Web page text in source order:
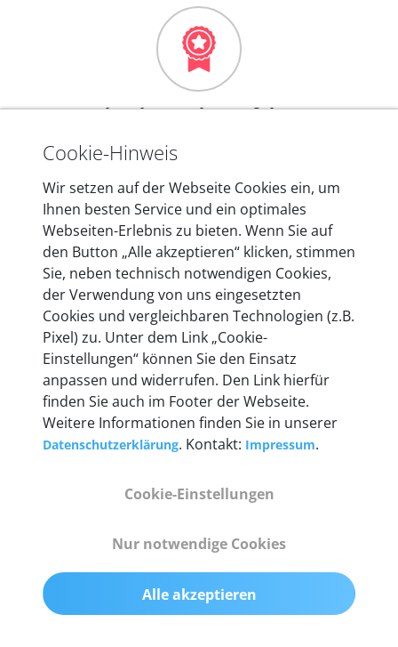
Mehr als 10 Jahre Erfahrung
In den Kfz-Diagnosegeräten von autoaid stecken
entwickeln wir unsere Produkte am Standort in
Berlin laufend weiter. Auf diese Qualität vertrauen
heute mehr als 60.000 Privatkunden und
Unternehmen.
Technische Details &
Lieferumfang
55 mm x 25 mm x 12 mm
200 g
Cookie-Hinweis
Wir setzen auf der Webseite Cookies ein, um
Ihnen besten Service und ein optimales
Webseiten-Erlebnis zu bieten. Wenn Sie auf
den Button „Alle akzeptieren“ klicken, stimmen
Sie, neben technisch notwendigen Cookies,
der Verwendung von uns eingesetzten
Cookies und vergleichbaren Technologien (z.B.
Pixel) zu. Unter dem Link „Cookie-
Einstellungen“ können Sie den Einsatz
anpassen und widerrufen. Den Link hierfür
finden Sie auch im Footer der Webseite.
Weitere Informationen finden Sie in unserer
Datenschutzerklärung. Kontakt: Impressum.
Cookie-Einstellungen
Nur notwendige Cookies
Alle akzeptieren